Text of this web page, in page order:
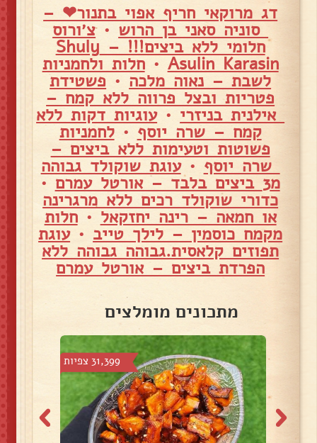
דג מרוקאי חריף אפוי בתנור❤ –
סוניה סאני בן הרוש •צ׳ורוס
חלומי ללא ביצים!!! – Shuly
Asulin Karasin
•חלות ולחמניות
לשבת – נאוה מלכה • פשטידת
פטריות ובצל פרווה ללא קמח –
אילנית בניזרי •עוגיות דקות ללא
קמח – שרה יוסף •לחמניות
פשוטות וטעימות ללא ביצים –
שרה יוסף •עוגת שוקולד גבוהה
מ3 ביצים בלבד – אורטל עמרם •
כדורי שוקולד רכים ללא מרגרינה
או חמאה – רינה יחזקאל •חלות
מקמח כוסמין – לילך טייב •עוגת
תפוזים קלאסית.גבוהה גבוהה ללא
הפרדת ביצים – אורטל עמרם
מתכונים מומלצים
31,399 צפיות